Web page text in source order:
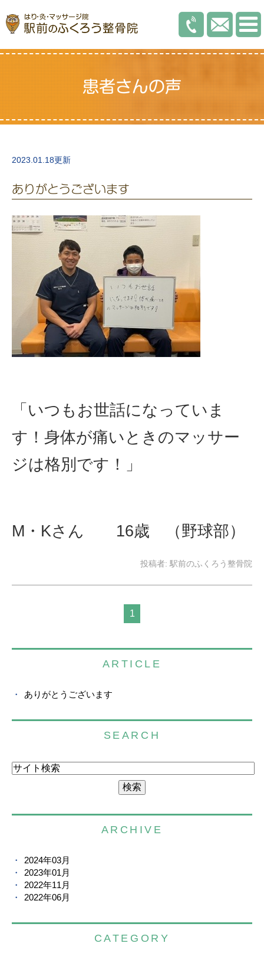
患者さんの声
2023.01.18更新
ありがとうございます
「いつもお世話になっていま
す！身体が痛いときのマッサー
ジは格別です！」
M・Kさん 16歳 （野球部）
投稿者: 駅前のふくろう整骨院
1
ARTICLE
ありがとうございます
SEARCH
ARCHIVE
2024年03月
2023年01月
2022年11月
2022年06月
CATEGORY